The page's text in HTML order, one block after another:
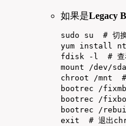
如果是Legacy
sudo su  # 切
yum install
fdisk -l  # 查看
mount /dev/
chroot /mnt  #
bootrec /
bootrec /
bootrec /
exit  # 退出